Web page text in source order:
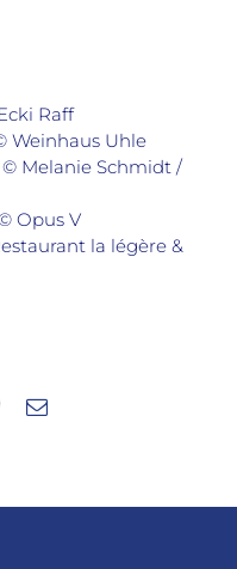
Raff
Weinhaus Uhle
Melanie Schmidt /
Opus V
la légère &
Pinterest
E-